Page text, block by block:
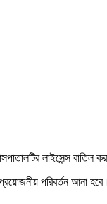
লাইসেন্স বাতিল
পরিবর্তন আনা হবে।